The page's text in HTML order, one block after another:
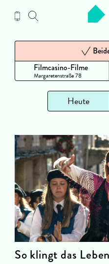
Inhalt
Filmcasino-Filme
Margaretenstraße 78
Heute
So klingt das Leben